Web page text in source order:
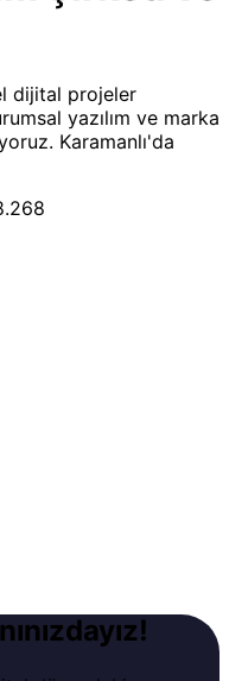
dijital projeler
yazılım ve marka
Karamanlı'da